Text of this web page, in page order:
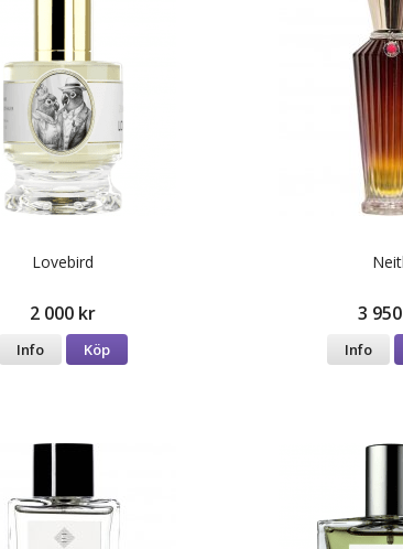
Lovebird
2 000 kr
Info Köp
3
Info